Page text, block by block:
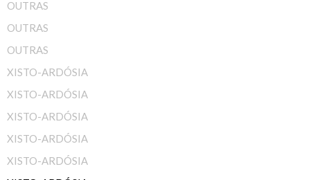
OUTRAS
OUTRAS
OUTRAS
XISTO-ARDÓSIA
XISTO-ARDÓSIA
XISTO-ARDÓSIA
XISTO-ARDÓSIA
XISTO-ARDÓSIA